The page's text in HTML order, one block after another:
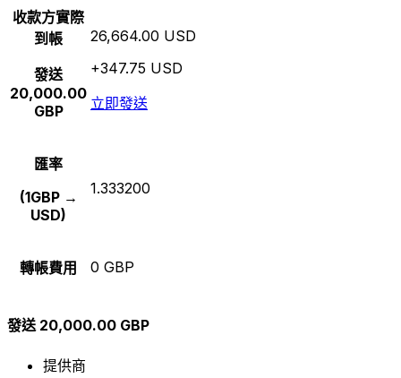
收款方實際
到帳
發送
20,000.00
GBP
26,664.00 USD
+347.75 USD
立即發送
匯率
(1GBP →
USD)
1.333200
轉帳費用 0 GBP
發送 20,000.00 GBP
提供商